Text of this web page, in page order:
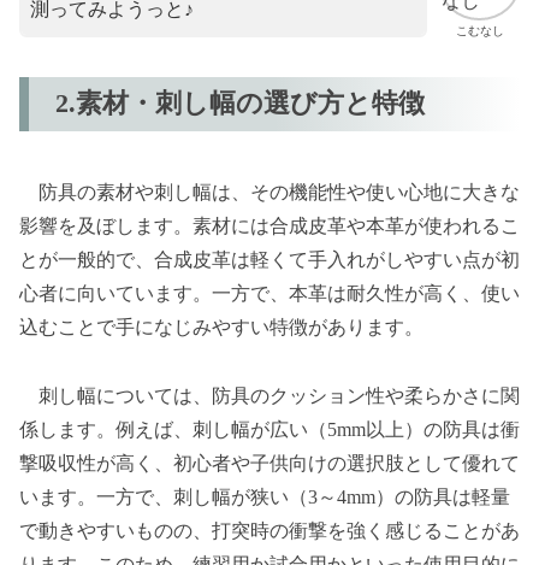
こむなし
測ってみようっと♪
2.素材・刺し幅の選び方と特徴
防具の素材や刺し幅は、その機能性や使い心地に大きな
影響を及ぼします。素材には合成皮革や本革が使われるこ
とが一般的で、合成皮革は軽くて手入れがしやすい点が初
心者に向いています。一方で、本革は耐久性が高く、使い
込むことで手になじみやすい特徴があります。
刺し幅については、防具のクッション性や柔らかさに関
係します。例えば、刺し幅が広い（5mm以上）の防具は衝
撃吸収性が高く、初心者や子供向けの選択肢として優れて
います。一方で、刺し幅が狭い（3～4mm）の防具は軽量
で動きやすいものの、打突時の衝撃を強く感じることがあ